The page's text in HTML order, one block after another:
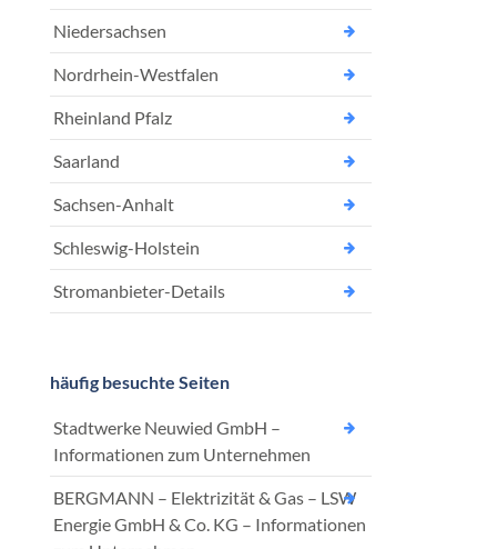
Niedersachsen
Nordrhein-Westfalen
Rheinland Pfalz
Saarland
Sachsen-Anhalt
Schleswig-Holstein
Stromanbieter-Details
häufig besuchte Seiten
Stadtwerke Neuwied GmbH –
Informationen zum Unternehmen
BERGMANN – Elektrizität & Gas – LSW
Energie GmbH & Co. KG – Informationen